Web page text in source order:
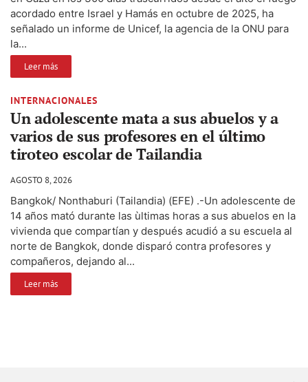
acordado entre Israel y Hamás en octubre de 2025, ha
señalado un informe de Unicef, la agencia de la ONU para
la...
Leer más
INTERNACIONALES
Un adolescente mata a sus abuelos y a
varios de sus profesores en el último
tiroteo escolar de Tailandia
AGOSTO 8, 2026
Bangkok/ Nonthaburi (Tailandia) (EFE) .-Un adolescente de
14 años mató durante las ùltimas horas a sus abuelos en la
vivienda que compartían y después acudió a su escuela al
norte de Bangkok, donde disparó contra profesores y
compañeros, dejando al...
Leer más